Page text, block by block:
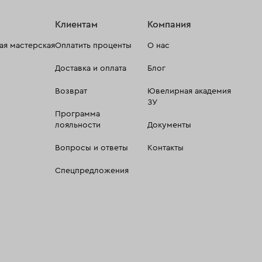
мастерская
Клиентам
Оплатить проценты
Доставка и оплата
Возврат
Программа
лояльности
Вопросы и ответы
Спецпредложения
Компания
О нас
Блог
Ювелирная академия
ЗУ
Документы
Контакты